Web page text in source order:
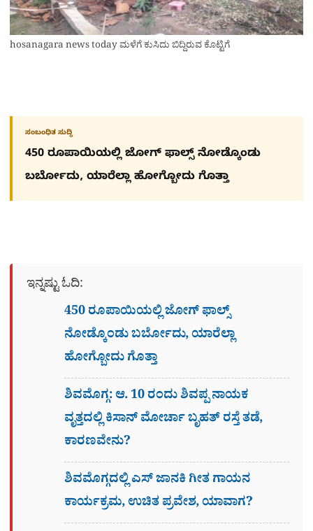
hosanagara news today ಮಳೆಗೆ ಕುಸಿದು ಬಿದ್ದಿರುವ ಕೊಟ್ಟಿಗೆ
ಸಂಬಂಧಿತ ಸುದ್ದಿ
450 ರೂಪಾಯಿಯಲ್ಲಿ ಜೋಗ್​ ಫಾಲ್ಸ್​ ನೋಡ್ಕೊಂಡು
ಬರ್ಬೋದು, ಯಾರೆಲ್ಲಾ ಹೋಗ್ಬೋದು ಗೊತ್ತಾ
ಇನ್ನಷ್ಟು ಓದಿ:
450 ರೂಪಾಯಿಯಲ್ಲಿ ಜೋಗ್​ ಫಾಲ್ಸ್​
ನೋಡ್ಕೊಂಡು ಬರ್ಬೋದು, ಯಾರೆಲ್ಲಾ
ಹೋಗ್ಬೋದು ಗೊತ್ತಾ
ಶಿವಮೊಗ್ಗ: ಆ. 10 ರಂದು ಶಿವಪ್ಪ ನಾಯಕ
ವೃತ್ತದಲ್ಲಿ ಕಿಸಾನ್ ಮೋರ್ಚಾ ಬೃಹತ್ ರಸ್ತೆ ತಡೆ,
ಕಾರಣವೇನು?
ಶಿವಮೊಗ್ಗದಲ್ಲಿ ಎಸ್​ ಜಾನಕಿ ಗೀತ ಗಾಯನ
ಕಾರ್ಯಕ್ರಮ, ಉಚಿತ ಪ್ರವೇಶ, ಯಾವಾಗ?